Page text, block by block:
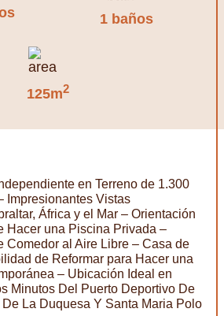
1 baños
125m2
en Terreno de 1.300
Impresionantes Vistas
África y el Mar – Orientación
Hacer una Piscina Privada –
Comedor al Aire Libre – Casa de
de Reformar para Hacer una
– Ubicación Ideal en
Minutos Del Puerto Deportivo De
La Duquesa Y Santa Maria Polo